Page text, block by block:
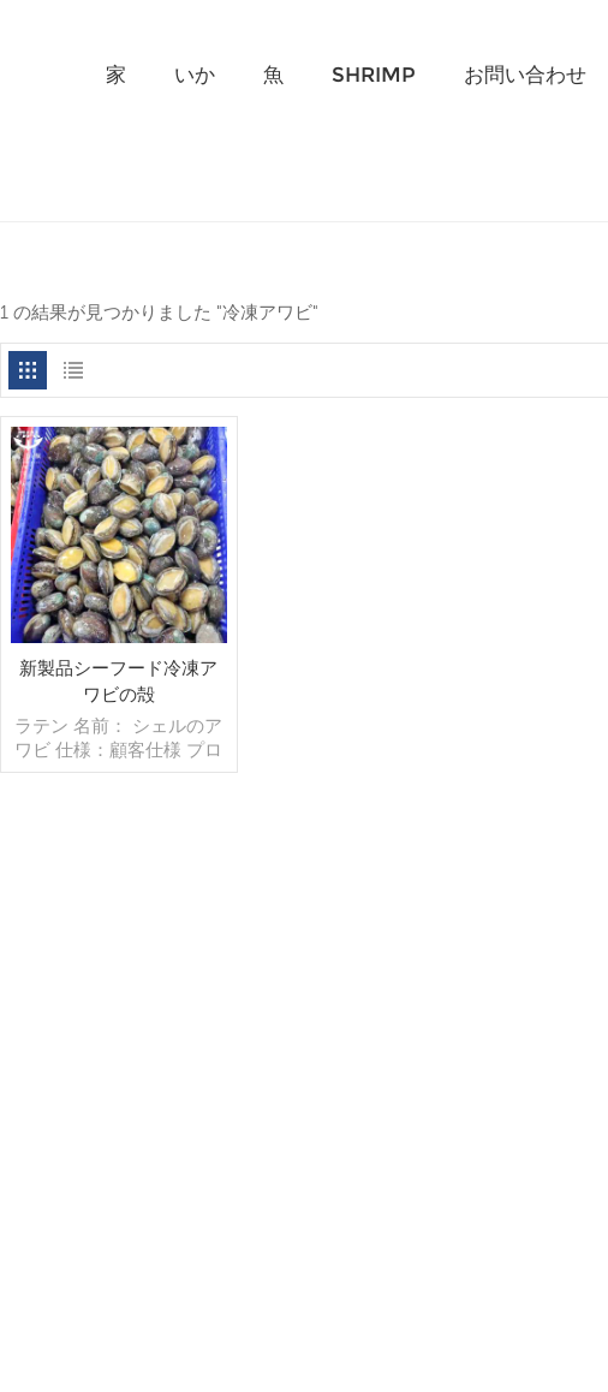
家 いか 魚 SHRIMP お問い合わせ
1 の結果が見つかりました "冷凍アワビ"
新製品シーフード冷凍ア
ワビの殻
ラテン 名前： シェルのア
ワビ 仕様：顧客仕様 プロ
セス：ブランチング,カッ